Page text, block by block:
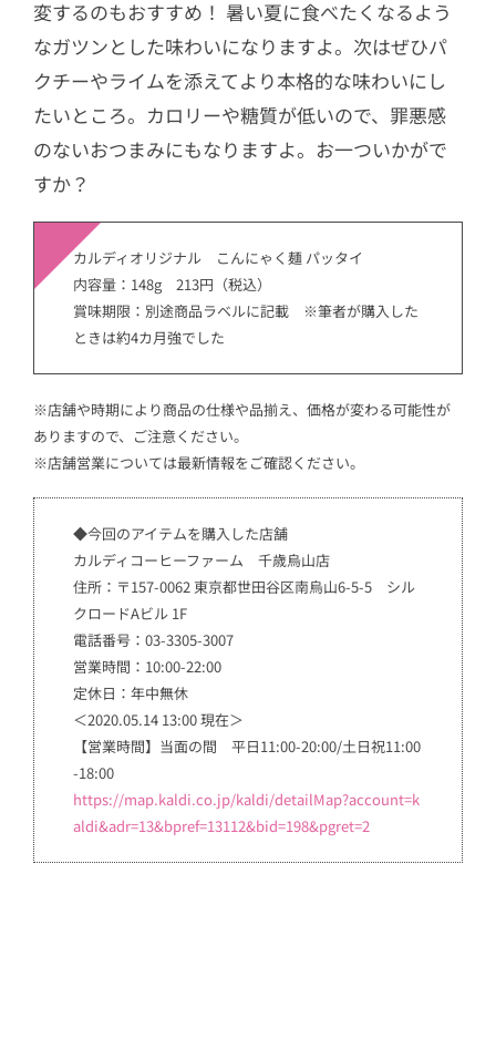
変するのもおすすめ！ 暑い夏に食べたくなるよう
なガツンとした味わいになりますよ。次はぜひパ
クチーやライムを添えてより本格的な味わいにし
たいところ。カロリーや糖質が低いので、罪悪感
のないおつまみにもなりますよ。お一ついかがで
すか？
カルディオリジナル こんにゃく麺 パッタイ
内容量：148g 213円（税込）
賞味期限：別途商品ラベルに記載 ※筆者が購入した
ときは約4カ月強でした
※店舗や時期により商品の仕様や品揃え、価格が変わる可能性が
ありますので、ご注意ください。
※店舗営業については最新情報をご確認ください。
◆今回のアイテムを購入した店舗
カルディコーヒーファーム 千歳烏山店
住所：〒157-0062 東京都世田谷区南烏山6-5-5 シル
クロードAビル 1F
電話番号：03-3305-3007
営業時間：10:00-22:00
定休日：年中無休
＜2020.05.14 13:00 現在＞
【営業時間】当面の間 平日11:00-20:00/土日祝11:00
-18:00
https://map.kaldi.co.jp/kaldi/detailMap?account=k
aldi&adr=13&bpref=13112&bid=198&pgret=2